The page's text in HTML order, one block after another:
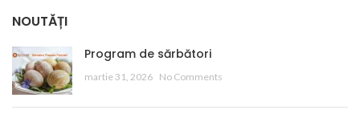
NOUTĂȚI
Program de sărbători
martie 31, 2026 No Comments